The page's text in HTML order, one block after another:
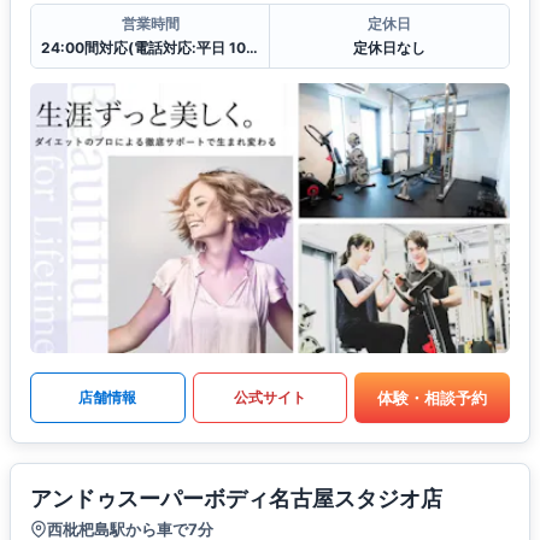
営業時間
24:00間対応(電話対応:平日 10:00〜19:00
定休日
定休日なし
店舗情報 公式サイト 体験・相談予約
アンドゥスーパーボディ名古屋スタジオ店
西枇杷島駅から車で7分